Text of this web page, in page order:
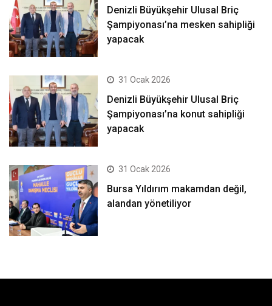
Denizli Büyükşehir Ulusal Briç
Şampiyonası’na mesken sahipliği
yapacak
31 Ocak 2026
Denizli Büyükşehir Ulusal Briç
Şampiyonası’na konut sahipliği
yapacak
31 Ocak 2026
Bursa Yıldırım makamdan değil,
alandan yönetiliyor